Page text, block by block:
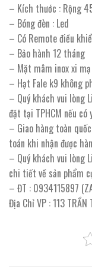
– Kích thước : Rộng
– Bóng đèn : Led
– Có Remote điều
– Bảo hành 12 tháng
– Mặt mâm inox xi
– Hạt Fale k9 không
– Quý khách vui lòng
đặt tại TPHCM nếu có
– Giao hàng toàn
toán khi nhận được
– Quý khách vui lòng
chi tiết về sản phẩm
– ĐT : 0934115897
Địa Chỉ VP : 113 TRẦN